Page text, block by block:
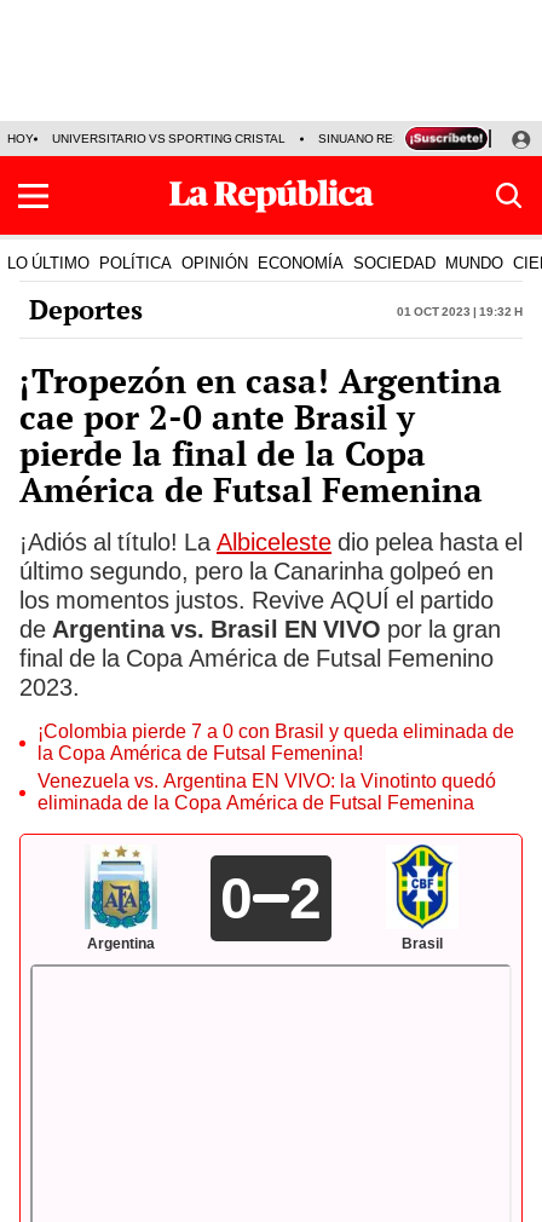
HOY UNIVERSITARIO VS SPORTING CRISTAL SINUANO RESULTADOS HOY
LO ÚLTIMO POLÍTICA OPINIÓN ECONOMÍA SOCIEDAD MUNDO
Deportes 01 Oct 2023 | 19:32 h
¡Tropezón en casa! Argentina
cae por 2-0 ante Brasil y
pierde la final de la Copa
América de Futsal Femenina
¡Adiós al título! La Albiceleste dio pelea hasta el
último segundo, pero la Canarinha golpeó en
los momentos justos. Revive AQUÍ el partido
de Argentina vs. Brasil EN VIVO por la gran
final de la Copa América de Futsal Femenino
2023.
¡Colombia pierde 7 a 0 con Brasil y queda eliminada de
la Copa América de Futsal Femenina!
Venezuela vs. Argentina EN VIVO: la Vinotinto quedó
eliminada de la Copa América de Futsal Femenina
Argentina
0 2
Brasil